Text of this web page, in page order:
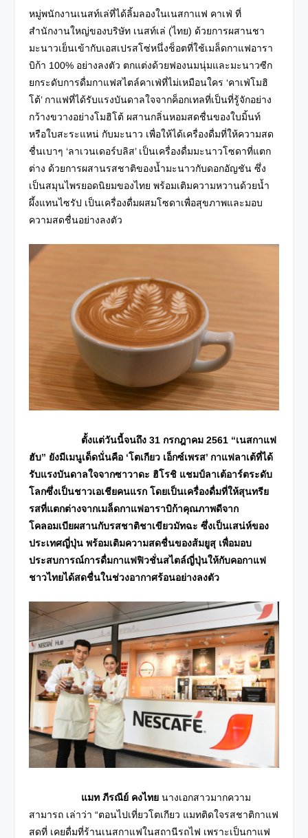
หมู่พนักงานเนสท์เล่ที่ได้ลิ้มลองในเนสกาแฟ คาเฟ่ ที่
สำนักงานใหญ่ของบริษัท เนสท์เล่ (ไทย) ด้วยการผสานชา
มะนาวเย็นเข้ากับเอสเปรสโซ่หนึ่งช็อตที่ใช้เมล็ดกาแฟอารา
บิก้า 100% อย่างลงตัว ตกแต่งด้วยฟองนมนุ่มและมะนาวซีก
ยกระดับการดื่มกาแฟสไตล์คาเฟ่ที่ไม่เหมือนใคร ‘คาเฟ่โมฮิ
โต้’ กาแฟที่ได้รับแรงบันดาลใจจากค็อกเทลที่เป็นที่รู้จักอย่าง
กว้างขวางอย่างโมฮิโต้ ผสานกลิ่นหอมสดชื่นของใบมิ้นท์
หรือใบสะระแหน่ กับมะนาว เพื่อให้ได้เครื่องดื่มที่ให้ความสด
ชื่นเบาๆ ‘ลาเวนเดอร์บลิส’ เป็นเครื่องดื่มมะนาวโซดาที่แตก
ต่าง ด้วยการผสานรสชาติของน้ำมะนาวกับดอกอัญชัน ซึ่ง
เป็นสมุนไพรยอดนิยมของไทย พร้อมเติมความหวานด้วยน้ำ
ผึ้งแทนไซรัป เป็นเครื่องดื่มผสมโซดาเพื่อสุขภาพและมอบ
ความสดชื่นอย่างลงตัว
ตั้งแต่วันนี้จนถึง 31 กรกฎาคม 2561 “เนสกาแฟ
ฮับ” ยังมีเมนูเด็ดนั่นคือ ‘โตเกียว เอ็กซ์เพรส’ กาแฟลาเต้ที่ได้
รับแรงบันดาลใจจากซาวาดะ ฮิโรชิ แชมป์ลาเต้อาร์ตระดับ
โลกซึ่งเป็นชาวเอเชียคนแรก โดยเป็นเครื่องดื่มที่ให้สุนทรีย
รสที่แตกต่างจากเมล็ดกาแฟอาราบิก้าคุณภาพดีจาก
โคลอมเบียผสานกับรสชาติชาเขียวมัทฉะ ซึ่งเป็นเสน่ห์ของ
ประเทศญี่ปุ่น พร้อมเติมความสดชื่นของส้มยูสุ เพื่อมอบ
ประสบการณ์การดื่มกาแฟฟิวชั่นสไตล์ญี่ปุ่นให้กับคอกาแฟ
ชาวไทยได้สดชื่นในช่วงอากาศร้อนอย่างลงตัว
แมท ภีรณีย์ คงไทย นางเอกสาวมากความ
สามารถ เล่าว่า “ตอนไปเที่ยวโตเกียว แมทติดใจรสชาติกาแฟ
สดที่ เคยดื่มที่ร้านเนสกาแฟในสถานีรถไฟ เพราะเป็นกาแฟ